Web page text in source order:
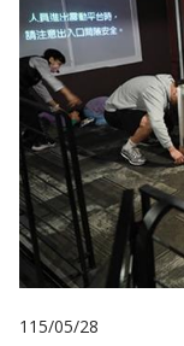
115/05/28